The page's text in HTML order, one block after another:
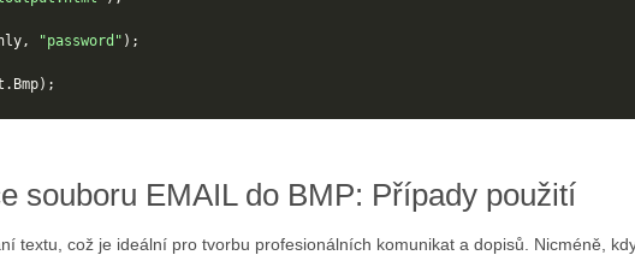
, "password" );
. Bmp);
souboru EMAIL do BMP: Případy použití
textu, což je ideální pro tvorbu profesionálních komunikat a dopisů. Nicméně,